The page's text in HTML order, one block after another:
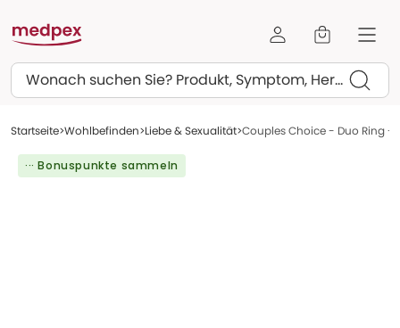
Suchen
Startseite Wohlbefinden Liebe & Sexualität Couples Choice - Duo Ring -
··· Bonuspunkte sammeln